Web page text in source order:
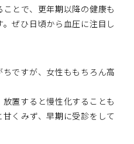
とで、更年期以降の健康も
ぜひ日頃から血圧に注目し
ですが、女性ももちろん高
置すると慢性化することも
くみず、早期に受診をして